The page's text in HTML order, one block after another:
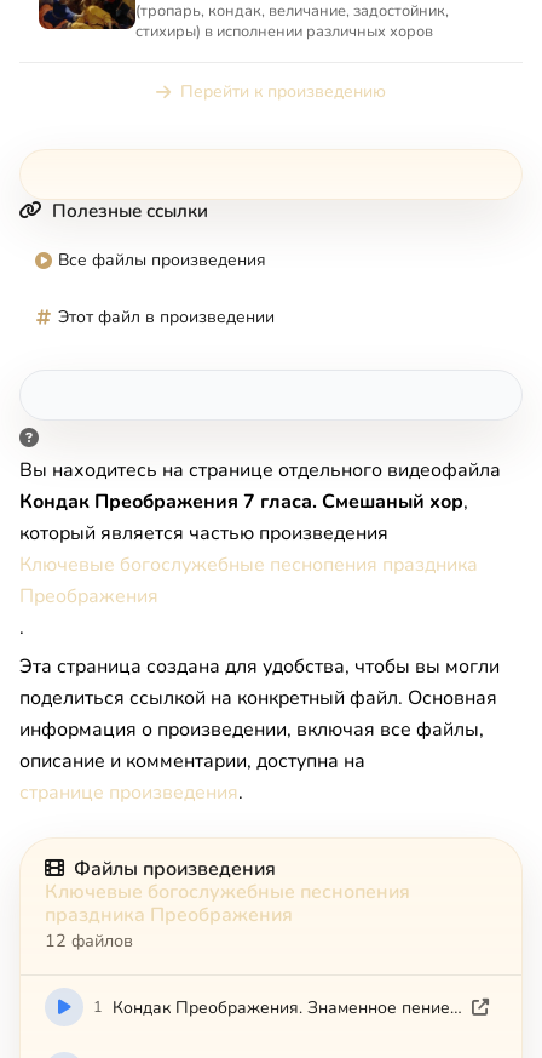
(тропарь, кондак, величание, задостойник,
стихиры) в исполнении различных хоров
Перейти к произведению
Полезные ссылки
Все файлы произведения
Этот файл в произведении
Вы находитесь на странице отдельного видеофайла
Кондак Преображения 7 гласа. Смешаный хор,
который является частью произведения
Ключевые богослужебные песнопения праздника
Преображения
.
Эта страница создана для удобства, чтобы вы могли
поделиться ссылкой на конкретный файл. Основная
информация о произведении, включая все файлы,
описание и комментарии, доступна на
странице произведения.
Файлы произведения
Ключевые богослужебные песнопения
праздника Преображения
12 файлов
1 Кондак Преображения. Знаменное пение. Дух семинария им Иоанна Рыльского в Софии. Видеоряд